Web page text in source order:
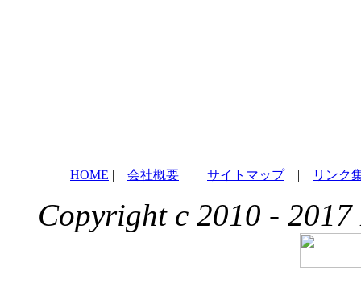
HOME | 会社概要 | サイトマップ| リンク
Copyright c 2010 - 2017